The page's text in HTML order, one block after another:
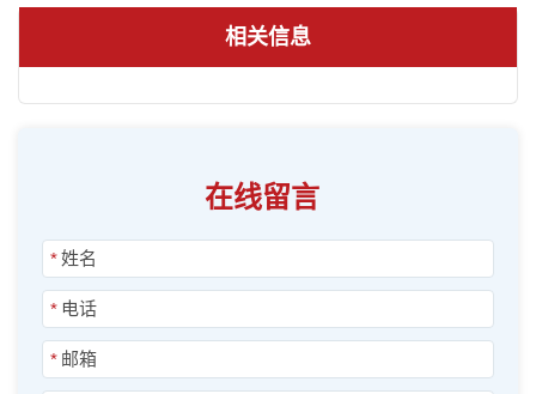
相关信息
在线留言
*
*
*